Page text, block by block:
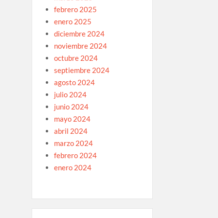
febrero 2025
enero 2025
diciembre 2024
noviembre 2024
octubre 2024
septiembre 2024
agosto 2024
julio 2024
junio 2024
mayo 2024
abril 2024
marzo 2024
febrero 2024
enero 2024